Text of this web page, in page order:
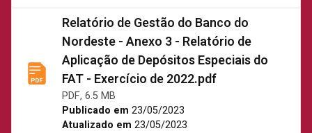
Relatório de Gestão do Banco do
Nordeste - Anexo 3 - Relatório de
Aplicação de Depósitos Especiais do
FAT - Exercício de 2022.pdf
PDF, 6.5 MB
Publicado em 23/05/2023
Atualizado em 23/05/2023